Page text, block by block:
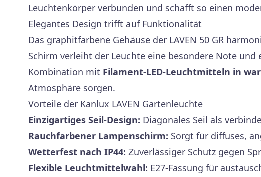
Leuchtenkörper verbunden und schafft so einen
Elegantes Design trifft auf Funktionalität
Das graphitfarbene Gehäuse der LAVEN 50 GR
Schirm verleiht der Leuchte eine besondere Note
Kombination mit Filament-LED-Leuchtmitteln in
Atmosphäre sorgen.
Vorteile der Kanlux LAVEN Gartenleuchte
Einzigartiges Seil-Design: Diagonales Seil als
Rauchfarbener Lampenschirm: Sorgt für diffuses,
Wetterfest nach IP44: Zuverlässiger Schutz gegen
Flexible Leuchtmittelwahl: E27-Fassung für